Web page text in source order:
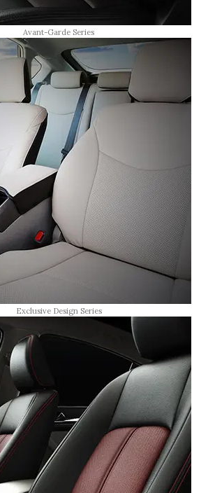
Avant-Garde Series
Exclusive Design Series